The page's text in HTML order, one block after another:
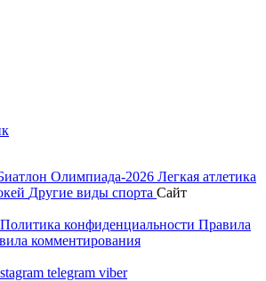
Олимпиада-2026 Легкая атлетика
Другие виды спорта Сайт
Политика конфиденциальности Правила
комментирования
telegram viber